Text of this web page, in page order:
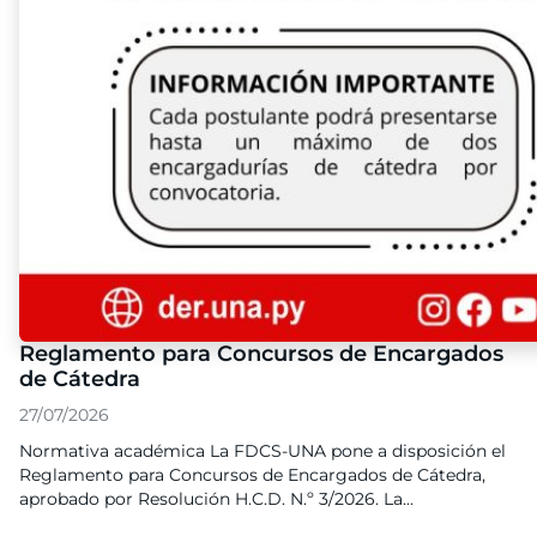
Reglamento para Concursos de Encargados
de Cátedra
27/07/2026
Normativa académica La FDCS-UNA pone a disposición el
Reglamento para Concursos de Encargados de Cátedra,
aprobado por Resolución H.C.D. N.º 3/2026. La...